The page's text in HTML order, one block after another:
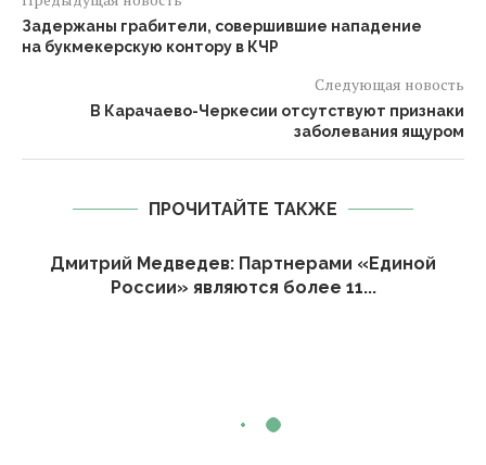
Задержаны грабители, совершившие нападение
на букмекерскую контору в КЧР
Следующая новость
В Карачаево-Черкесии отсутствуют признаки
заболевания ящуром
ПРОЧИТАЙТЕ ТАКЖЕ
Дмитрий Медведев: Партнерами «Единой
России» являются более 11...